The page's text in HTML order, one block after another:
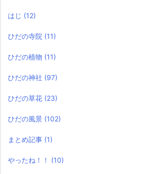
はじ (12)
ひだの寺院 (11)
ひだの植物 (11)
ひだの神社 (97)
ひだの草花 (23)
ひだの風景 (102)
まとめ記事 (1)
やったね！！ (10)